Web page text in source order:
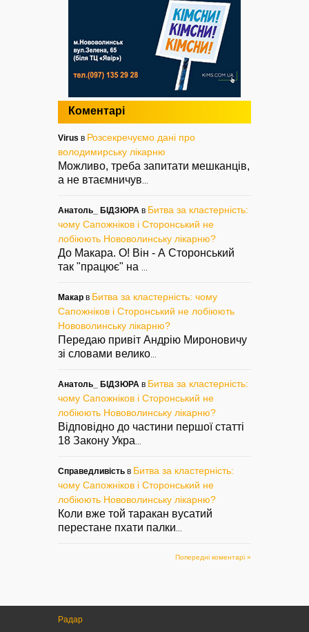
Коментарі
Virus в Розсекречуємо дані про
володимирську лікарню
Можливо, треба запитати мешканців,
а не втаємничув
Анатоль_ БІДЗЮРА в Битва за кластерність:
чому Сапожніков і Сторонський не
лобіюють Нововолинську лікарню?
До Макара. О! Він - А Сторонський
так "працює" на
Макар в Битва за кластерність: чому
Сапожніков і Сторонський не лобіюють
Нововолинську лікарню?
Передаю привіт Андрію Мироновичу
зі словами велико
Анатоль_ БІДЗЮРА в Битва за кластерність:
чому Сапожніков і Сторонський не
лобіюють Нововолинську лікарню?
Відповідно до частини першої статті
18 Закону Укра
Справедливість в Битва за кластерність:
чому Сапожніков і Сторонський не
лобіюють Нововолинську лікарню?
Коли вже той таракан вусатий
перестане пхати палки
Попередні коментарі »
Радар